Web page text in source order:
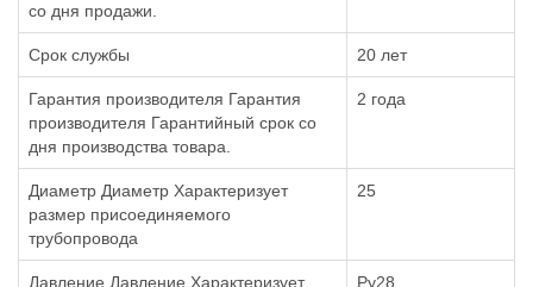
со дня продажи.
Срок службы 20 лет
Гарантия производителя Гарантия
производителя Гарантийный срок со
дня производства товара.
2 года
Диаметр Диаметр Характеризует
размер присоединяемого
трубопровода
25
Давление Давление Характеризует
Ру28